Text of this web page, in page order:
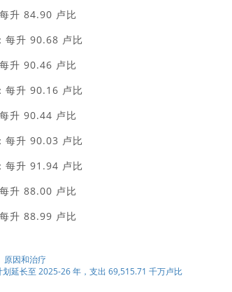
升 84.90 卢比
每升 90.68 卢比
升 90.46 卢比
每升 90.16 卢比
升 90.44 卢比
每升 90.03 卢比
每升 91.94 卢比
升 88.00 卢比
升 88.99 卢比
原因和治疗
延长至 2025-26 年，支出 69,515.71 千万卢比